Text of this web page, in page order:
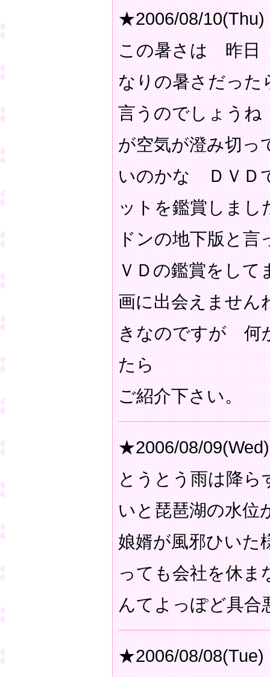
★2006/08/10(Thu)
この暑さは 昨日
なりの暑さだった
言うのでしょう
が空気が澄み切っ
いのかな ＤＶＤ
ットを鑑賞しまし
ドンの地下版と
ＶＤの鑑賞をして
画に出会えません
きなのですが 何
たら
ご紹介下さい。
★2006/08/09(Wed)
とうとう雨は降ら
いと琵琶湖の水位
娘婿が風邪ひいた
っても会社を休ま
んてよっぽど具合
★2006/08/08(Tue)